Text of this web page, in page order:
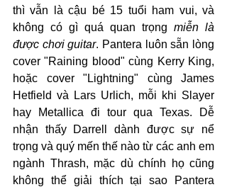
thì vẫn là cậu bé 15 tuổi ham vui, và
không có gì quá quan trọng miễn là
được chơi guitar. Pantera luôn sẵn lòng
cover "Raining blood" cùng Kerry King,
hoặc cover "Lightning" cùng James
Hetfield và Lars Urlich, mỗi khi Slayer
hay Metallica đi tour qua Texas. Dễ
nhận thấy Darrell dành được sự nể
trọng và quý mến thế nào từ các anh em
ngành Thrash, mặc dù chính họ cũng
không thể giải thích tại sao Pantera